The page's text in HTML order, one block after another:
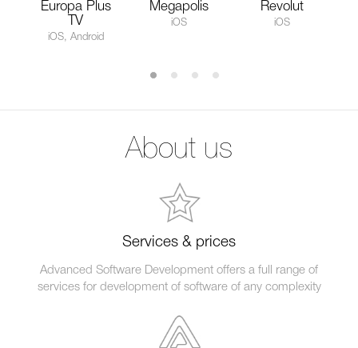
Europa Plus
TV
iOS, Android
Megapolis
iOS
Revolut
iOS
About us
Services & prices
Advanced Software Development offers a full range of
services for development of software of any complexity